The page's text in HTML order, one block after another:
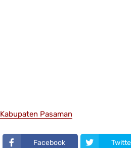
Kabupaten Pasaman
Facebook